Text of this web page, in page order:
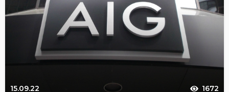
15.09.22 1672